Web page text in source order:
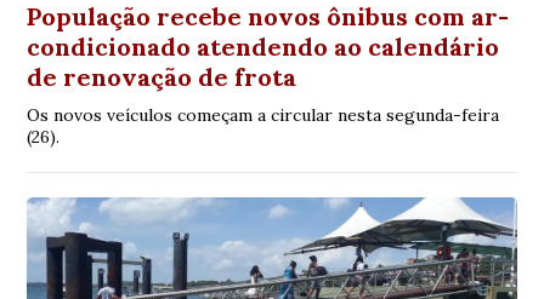
População recebe novos ônibus com ar-
condicionado atendendo ao calendário
de renovação de frota
Os novos veículos começam a circular nesta segunda-feira
(26).